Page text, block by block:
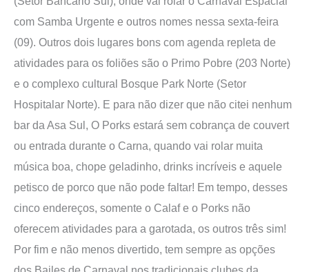
com Samba Urgente e outros nomes nessa sexta-feira
(09). Outros dois lugares bons com agenda repleta de
atividades para os foliões são o Primo Pobre (203 Norte)
e o complexo cultural Bosque Park Norte (Setor
Hospitalar Norte). E para não dizer que não citei nenhum
bar da Asa Sul, O Porks estará sem cobrança de couvert
ou entrada durante o Carna, quando vai rolar muita
música boa, chope geladinho, drinks incríveis e aquele
petisco de porco que não pode faltar! Em tempo, desses
cinco endereços, somente o Calaf e o Porks não
oferecem atividades para a garotada, os outros três sim!
Por fim e não menos divertido, tem sempre as opções